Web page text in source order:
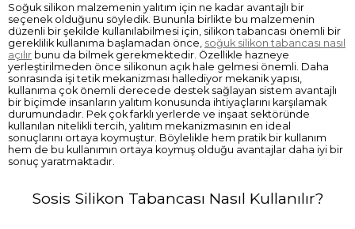
Soğuk silikon malzemenin yalıtım için ne kadar avantajlı bir
seçenek olduğunu söyledik. Bununla birlikte bu malzemenin
düzenli bir şekilde kullanılabilmesi için, silikon tabancası önemli bir
gereklilik kullanıma başlamadan önce, soğuk silikon tabancası nasıl
açılır bunu da bilmek gerekmektedir. Özellikle hazneye
yerleştirilmeden önce silikonun açık hale gelmesi önemli. Daha
sonrasında işi tetik mekanizması hallediyor mekanik yapısı,
kullanıma çok önemli derecede destek sağlayan sistem avantajlı
bir biçimde insanların yalıtım konusunda ihtiyaçlarını karşılamak
durumundadır. Pek çok farklı yerlerde ve inşaat sektöründe
kullanılan nitelikli tercih, yalıtım mekanizmasının en ideal
sonuçlarını ortaya koymuştur. Böylelikle hem pratik bir kullanım
hem de bu kullanımın ortaya koymuş olduğu avantajlar daha iyi bir
sonuç yaratmaktadır.
Sosis Silikon Tabancası Nasıl Kullanılır?